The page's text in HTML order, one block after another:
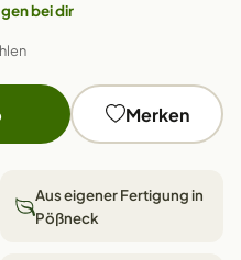
bei dir
Merken
Aus eigener Fertigung in
Pößneck